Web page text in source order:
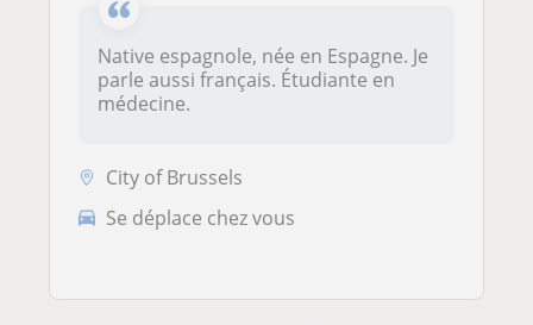
Native espagnole, née en Espagne. Je
parle aussi français. Étudiante en
médecine.
City of Brussels
Se déplace chez vous